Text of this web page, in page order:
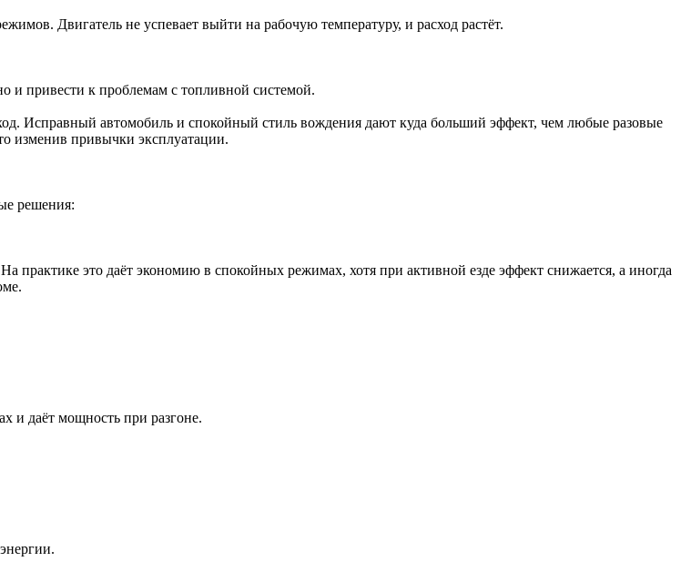
Двигатель не успевает выйти на рабочую температуру, и расход растёт.
и привести к проблемам с топливной системой.
Исправный автомобиль и спокойный стиль вождения дают куда больший эффект, чем любые разовые
изменив привычки эксплуатации.
решения:
это даёт экономию в спокойных режимах, хотя при активной езде эффект снижается, а иногда
и даёт мощность при разгоне.